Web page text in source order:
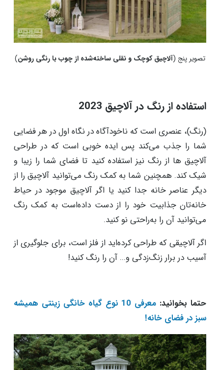
تصویر پنج ( آلاچیق کوچک و نقلی ساخته‌شده از چوب با رنگی روشن)
استفاده از رنگ در آلاچیق 2023
(رنگ)، عنصری است که ناخودآگاه در نگاه اول در هر فضایی
شما را جذب می‌کند پس ایده خوبی است که در طراحی
آلاچیق ها از رنگ نیز استفاده کنید تا فضای شما را زیبا و
شیک کند. همچنین شما به کمک رنگ می‌توانید آلاچیق را از
دیگر عناصر خانه جدا کنید یا اگر آلاچیق موجود در حیاط
خانه‌تان جذابیت خود را از دست داده‌است به کمک رنگ
می‌توانید آن را به‌راحتی نو کنید.
اگر آلاچیقی که طراحی کرده‌اید از فلز است، برای جلوگیری از
آسیب در برار زنگ‌زدگی و... آن را رنگ کنید!
حتما بخوانید:
معرفی 10 نوع گیاه خانگی زینتی همیشه
سبز در فضای خانه!